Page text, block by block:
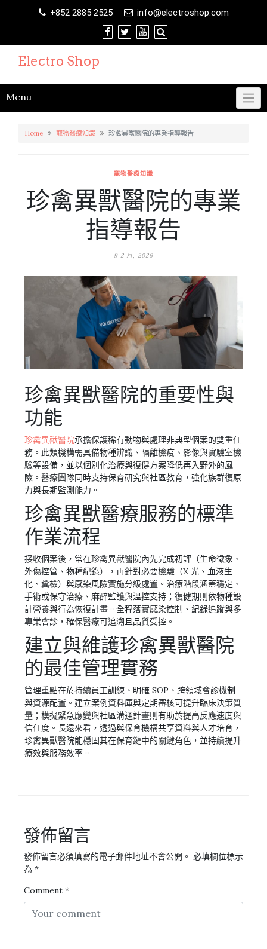
+852 2885 2525 info@electroshop.com
Electro Shop
Menu
Home 寵物醫療知識 珍禽異獸醫院的專業指導報告
寵物醫療知識
珍禽異獸醫院的專業
指導報告
9 2 月, 2026
珍禽異獸醫院的重要性與
功能
珍禽異獸醫院承擔保護稀有動物與處理非典型個案的雙重任
務。此類機構需具備物種辨識、隔離檢疫、影像與實驗室檢
驗等設備，並以個別化治療與復健方案降低再入野外的風
險。醫療團隊同時支持保育研究與社區教育，強化族群復原
力與長期監測能力。
珍禽異獸醫療服務的標準
作業流程
接收個案後，常在珍禽異獸醫院內先完成初評（生命徵象、
外傷控管、物種紀錄），再針對必要檢驗（X 光、血液生
化、糞檢）與感染風險實施分級處置。治療階段涵蓋穩定、
手術或保守治療、麻醉監護與溫控支持；復健期則依物種設
計營養與行為恢復計畫。全程落實感染控制、紀錄追蹤與多
專業會診，確保醫療可追溯且品質受控。
建立與維護珍禽異獸醫院
的最佳管理實務
管理重點在於持續員工訓練、明確 SOP、跨領域會診機制
與資源配置。建立案例資料庫與定期審核可提升臨床決策質
量；模擬緊急應變與社區溝通計畫則有助於提高反應速度與
信任度。長遠來看，透過與保育機構共享資料與人才培育，
珍禽異獸醫院能穩固其在保育鏈中的關鍵角色，並持續提升
療效與服務效率。
發佈留言
發佈留言必須填寫的電子郵件地址不會公開。 必填欄位標示
為 *
Comment *